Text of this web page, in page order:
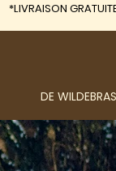
DE
*LIVRAISON